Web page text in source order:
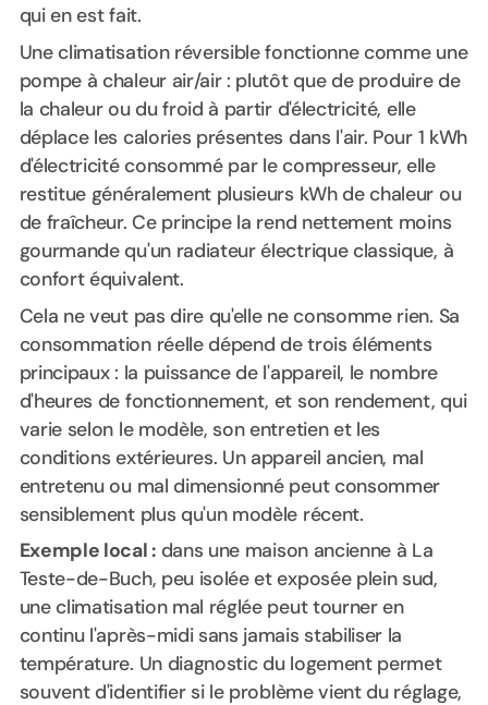
qui en est fait.
Une climatisation réversible fonctionne comme une
pompe à chaleur air/air : plutôt que de produire de
la chaleur ou du froid à partir d'électricité, elle
déplace les calories présentes dans l'air. Pour 1 kWh
d'électricité consommé par le compresseur, elle
restitue généralement plusieurs kWh de chaleur ou
de fraîcheur. Ce principe la rend nettement moins
gourmande qu'un radiateur électrique classique, à
confort équivalent.
Cela ne veut pas dire qu'elle ne consomme rien. Sa
consommation réelle dépend de trois éléments
principaux : la puissance de l'appareil, le nombre
d'heures de fonctionnement, et son rendement, qui
varie selon le modèle, son entretien et les
conditions extérieures. Un appareil ancien, mal
entretenu ou mal dimensionné peut consommer
sensiblement plus qu'un modèle récent.
Exemple local : dans une maison ancienne à La
Teste-de-Buch, peu isolée et exposée plein sud,
une climatisation mal réglée peut tourner en
continu l'après-midi sans jamais stabiliser la
température. Un diagnostic du logement permet
souvent d'identifier si le problème vient du réglage,